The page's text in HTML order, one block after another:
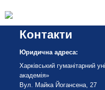
Контакти
Юридична адреса:
Харківський гуманітарний
академія»
Вул. Майка Йогансена, 27